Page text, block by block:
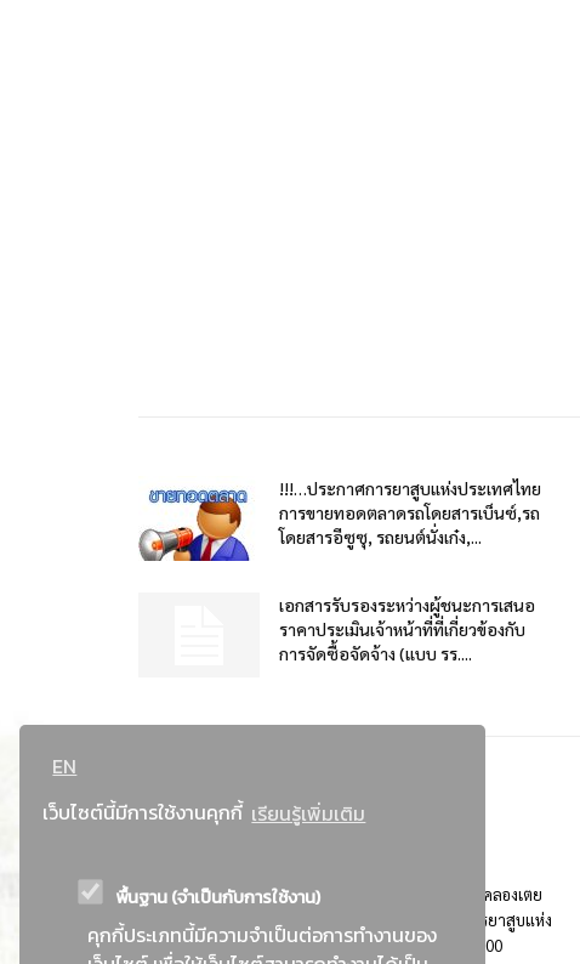
EN
เว็บไซต์นี้มีการใช้งานคุกกี้ เรียนรู้เพิ่มเติม
พื้นฐาน (จำเป็นกับการใช้งาน)
คุกกี้ประเภทนี้มีความจำเป็นต่อการทำงานของ
!!!…ประกาศการยาสูบแห่งประเทศไทย
การขายทอดตลาดรถโดยสารเบ็นซ์,รถ
โดยสารอีซูซุ, รถยนต์นั่งเก๋ง,...
เอกสารรับรองระหว่างผู้ชนะการเสนอ
ราคาประเมินเจ้าหน้าที่ที่เกี่ยวข้องกับ
การจัดซื้อจัดจ้าง (แบบ รร....
ที่อยู่ : 184 ถนนพระรามที่ 4 แขวงคลองเตย เขตคลองเตย
กรุงเทพมหานคร 10110 ติดต่อประชาสัมพันธ์ การยาสูบแห่ง
ประเทศไทย Call center โทร. 0-2229-1000